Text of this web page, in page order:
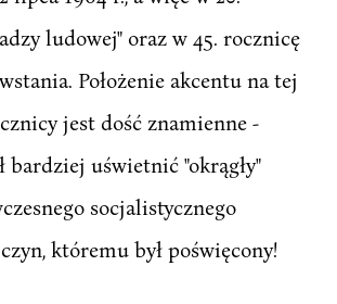
ludowej" oraz w 45. rocznicę
Położenie akcentu na tej
jest dość znamienne -
bardziej uświetnić "okrągły"
socjalistycznego
któremu był poświęcony!